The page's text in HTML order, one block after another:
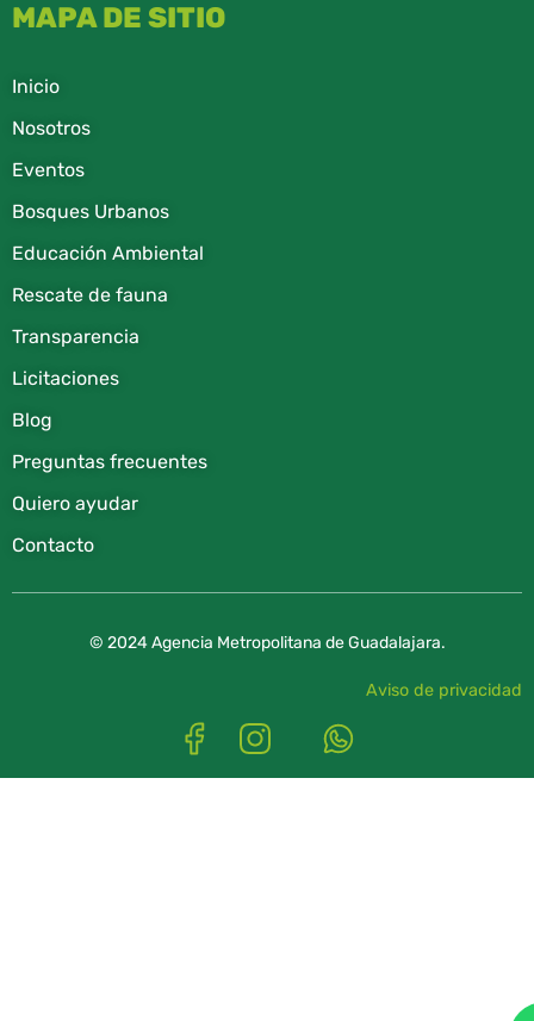
MAPA DE SITIO
Inicio
Nosotros
Eventos
Bosques Urbanos
Educación Ambiental
Rescate de fauna​
Transparencia
Licitaciones
Blog
Preguntas frecuentes
Quiero ayudar
Contacto
© 2024 Agencia Metropolitana de Guadalajara.
Aviso de privacidad